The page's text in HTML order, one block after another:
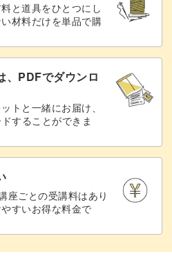
と道具をひとつにし
材料だけを単品で購
、PDFでダウンロ
トと一緒にお届け、
することができま
座ごとの受講料はあり
すいお得な料金で